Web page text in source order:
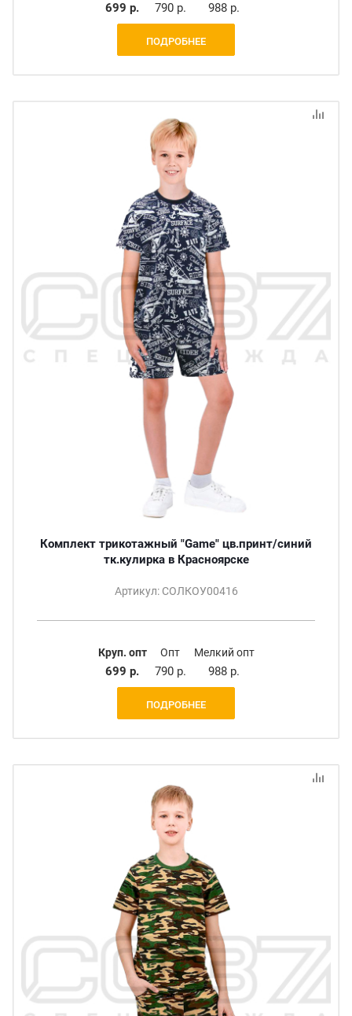
699 р. 790 р. 988 р.
ПОДРОБНЕЕ
Комплект трикотажный "Game" цв.принт/синий
тк.кулирка в Красноярске
Артикул: СОЛКОУ00416
Круп. опт
699 р.
Опт
790 р.
Мелкий опт
988 р.
ПОДРОБНЕЕ